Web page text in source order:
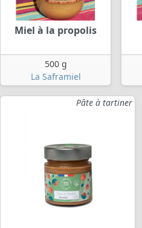
Miel à la propolis
500 g
La Saframiel
Pâte à tartiner